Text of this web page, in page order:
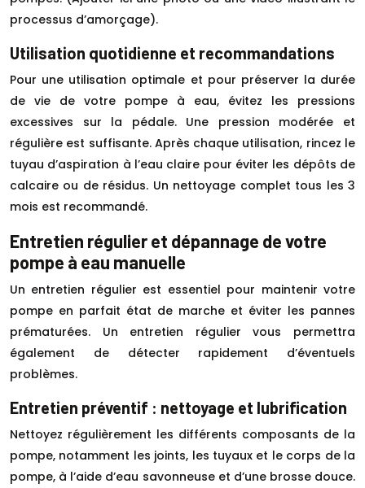
processus d’amorçage).
Utilisation quotidienne et recommandations
Pour une utilisation optimale et pour préserver la durée
de vie de votre pompe à eau, évitez les pressions
excessives sur la pédale. Une pression modérée et
régulière est suffisante. Après chaque utilisation, rincez le
tuyau d’aspiration à l’eau claire pour éviter les dépôts de
calcaire ou de résidus. Un nettoyage complet tous les 3
mois est recommandé.
Entretien régulier et dépannage de votre
pompe à eau manuelle
Un entretien régulier est essentiel pour maintenir votre
pompe en parfait état de marche et éviter les pannes
prématurées. Un entretien régulier vous permettra
également de détecter rapidement d’éventuels
problèmes.
Entretien préventif : nettoyage et lubrification
Nettoyez régulièrement les différents composants de la
pompe, notamment les joints, les tuyaux et le corps de la
pompe, à l’aide d’eau savonneuse et d’une brosse douce.